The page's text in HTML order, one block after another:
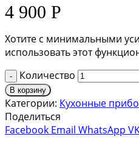
4 900 Р
Хотите с минимальными
использовать этот
Количество
В корзину
Категории: Кухонные
Поделиться
Facebook Email WhatsApp